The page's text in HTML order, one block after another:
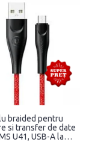
braided pentru
si transfer de date
U41, USB-A la